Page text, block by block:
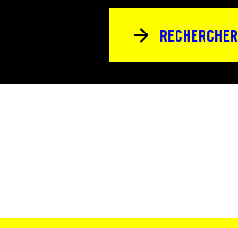
RECHERCHER